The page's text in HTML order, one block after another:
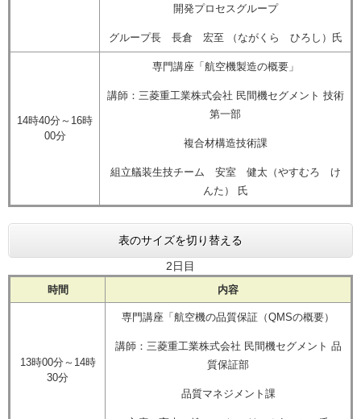
開発プロセスグループ
グループ長 長倉 宏至 （ながくら ひろし）氏
14時40分～16時
00分
専門講座「航空機製造の概要」
講師：三菱重工業株式会社 民間機セグメント 技術
第一部
複合材構造技術課
組立艤装生技チーム 安室 健太（やすむろ け
んた） 氏
表のサイズを切り替える
2日目
時間 内容
13時00分～14時
30分
専門講座「航空機の品質保証（QMSの概要）
講師：三菱重工業株式会社 民間機セグメント 品
質保証部
品質マネジメント課